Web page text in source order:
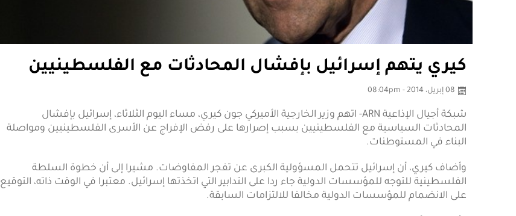
كيري يتهم إسرائيل بإفشال المحادثات مع الفلسطينيين
08 إبريل، 2014 - 08:04pm
شبكة أجيال الإذاعية ARN- اتهم وزير الخارجية الأميركي جون كيري، مساء اليوم الثلاثاء، إسرائيل بإفشال
المحادثات السياسية مع الفلسطينيين بسبب إصرارها على رفض الإفراج عن الأسرى الفلسطينيين ومواصلة
البناء في المستوطنات.
وأضاف كيري، أن إسرائيل تتحمل المسؤولية الكبرى عن تفجر المفاوضات. مشيرا إلى أن خطوة السلطة
الفلسطينية للتوجه للمؤسسات الدولية جاء ردا على التدابير التي اتخذتها إسرائيل. معتبرا في الوقت ذاته، التوقيع
على الانضمام للمؤسسات الدولية مخالفا للالتزامات السابقة.